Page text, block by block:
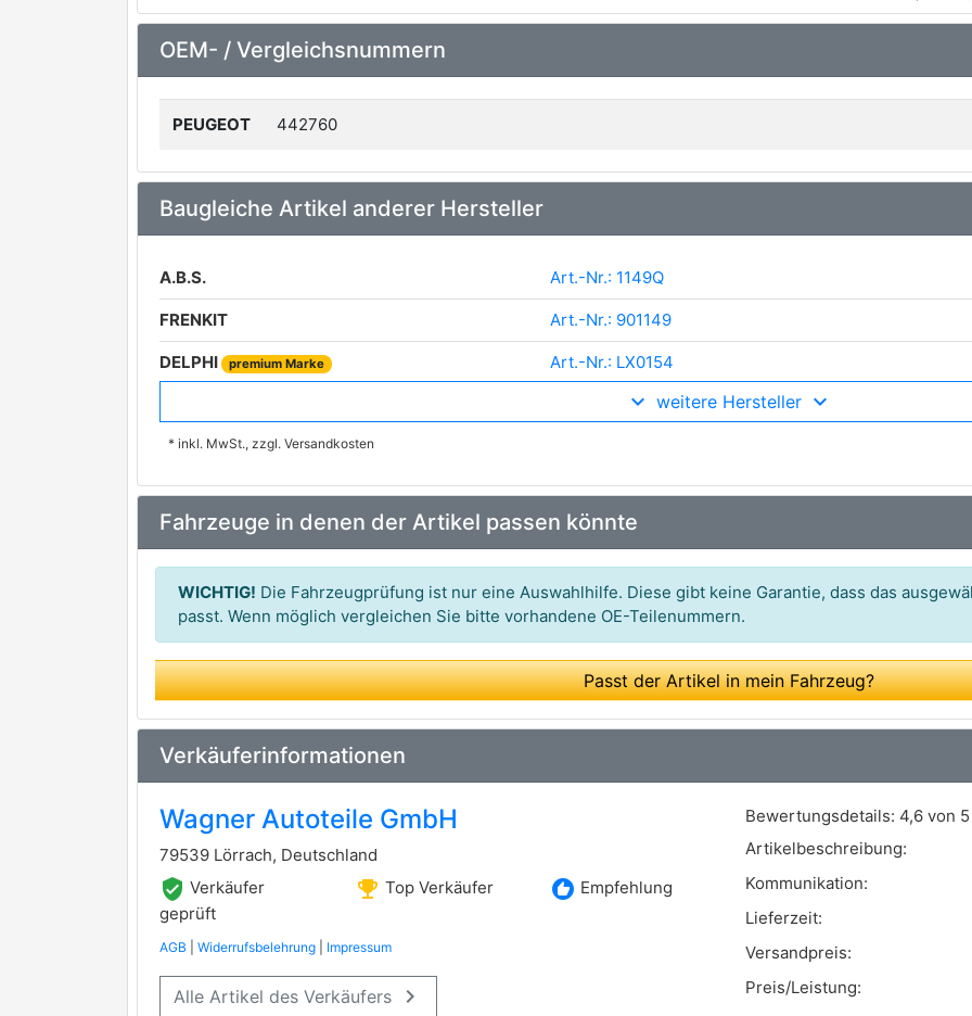
OEM- / Vergleichsnummern
PEUGEOT 442760
Baugleiche Artikel anderer Hersteller
A.B.S. Art.-Nr.: 1149Q
FRENKIT Art.-Nr.: 901149
DELPHI premium Marke Art.-Nr.: LX0154
Art.-Nr.: 1 987 474 223
ATE premium Marke
METZGER AUTOTEILE Art.-Nr.: 1091149
NK Art.-Nr.: 7937149
TRISCAN Art.-Nr.: 8105 281590
ALANKO Art.-Nr.: 315098
AUTOFREN SEINSA Art.-Nr.: 420016
BORG & BECK Art.-Nr.: BBK1120
BREMBO premium Marke
BUDWEG CALIPER Art.-Nr.: 411070
CARRAB BRAKE PARTS
KAWE
OJD (QUICK BRAKE)
weitere Hersteller
* inkl. MwSt., zzgl. Versandkosten
Fahrzeuge in denen der Artikel passen könnte
WICHTIG! Die Fahrzeugprüfung ist nur eine Auswahlhilfe. Diese gibt keine Garantie, dass das
passt. Wenn möglich vergleichen Sie bitte vorhandene OE-Teilenummern.
Passt der Artikel in mein Fahrzeug?
Verkäuferinformationen
Wagner Autoteile GmbH
79539 Lörrach, Deutschland
verified_user Verkäufer
geprüft
emoji_events Top Verkäufer recommend Empfehlung
AGB Widerrufsbelehrung Impressum
Alle Artikel des Verkäufers keyboard_arrow_right
Bewertungsdetails: 4,6 von 5
Artikelbeschreibung:
Kommunikation:
Lieferzeit:
Versandpreis:
Preis/Leistung: